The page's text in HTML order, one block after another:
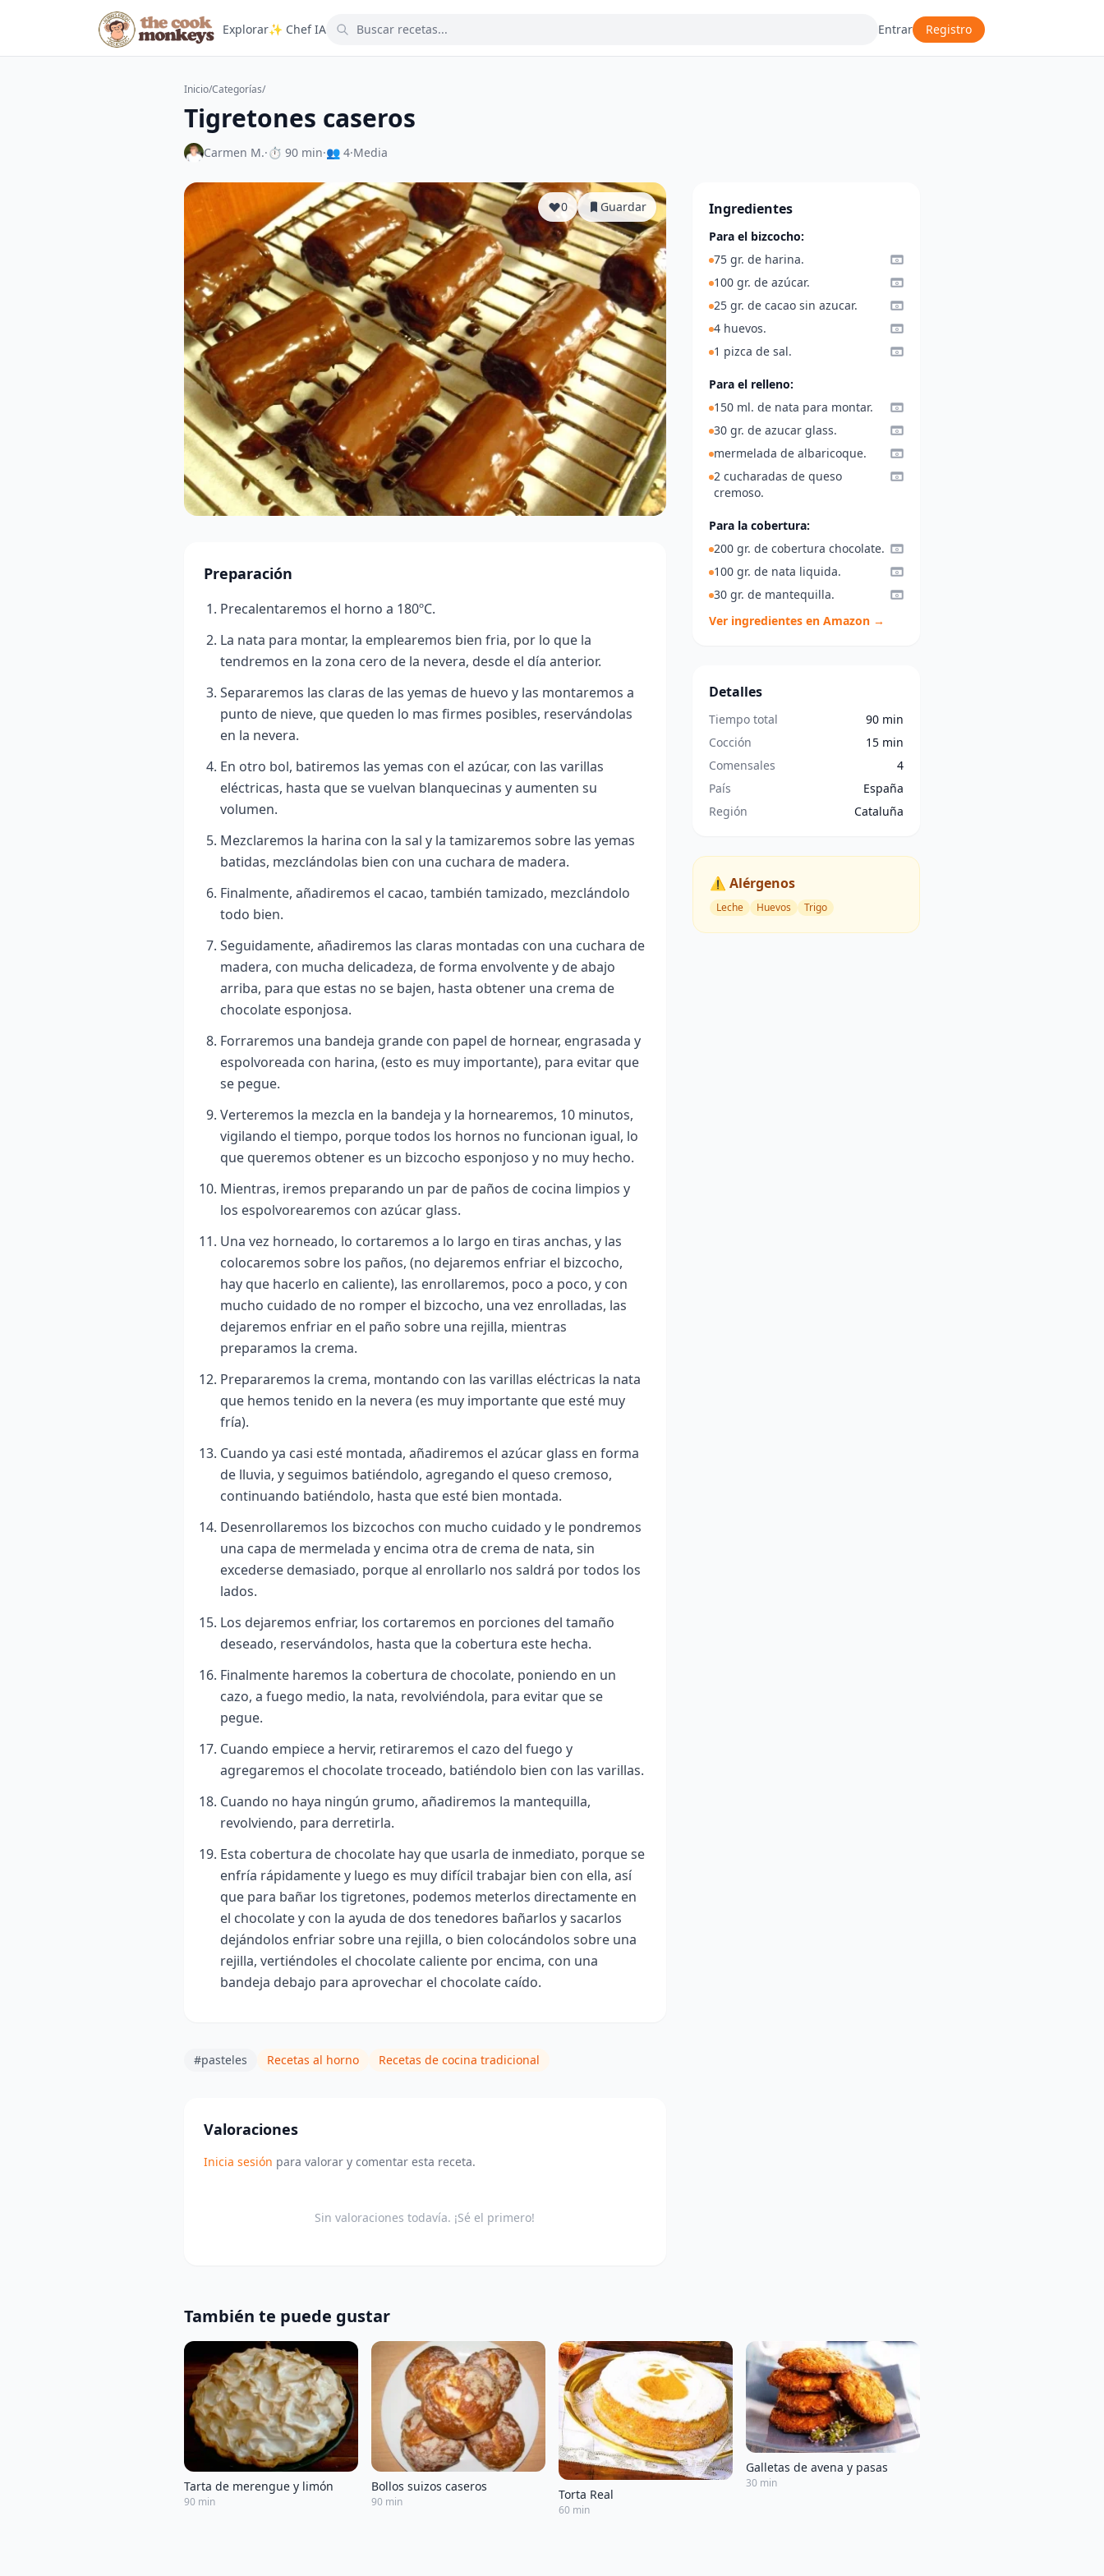
Explorar✨ Chef IA Entrar Registro
Inicio/Categorías/
Tigretones caseros
Carmen M.·⏱ 90 min·👥 4·Media
0 Guardar
Preparación
Precalentaremos el horno a 180ºC.
La nata para montar, la emplearemos bien fria, por lo que la
tendremos en la zona cero de la nevera, desde el día anterior.
Separaremos las claras de las yemas de huevo y las montaremos a
punto de nieve, que queden lo mas firmes posibles, reservándolas
en la nevera.
En otro bol, batiremos las yemas con el azúcar, con las varillas
eléctricas, hasta que se vuelvan blanquecinas y aumenten su
volumen.
Mezclaremos la harina con la sal y la tamizaremos sobre las yemas
batidas, mezclándolas bien con una cuchara de madera.
Finalmente, añadiremos el cacao, también tamizado, mezclándolo
todo bien.
Seguidamente, añadiremos las claras montadas con una cuchara de
madera, con mucha delicadeza, de forma envolvente y de abajo
arriba, para que estas no se bajen, hasta obtener una crema de
chocolate esponjosa.
Forraremos una bandeja grande con papel de hornear, engrasada y
espolvoreada con harina, (esto es muy importante), para evitar que
se pegue.
Verteremos la mezcla en la bandeja y la hornearemos, 10 minutos,
vigilando el tiempo, porque todos los hornos no funcionan igual, lo
que queremos obtener es un bizcocho esponjoso y no muy hecho.
Mientras, iremos preparando un par de paños de cocina limpios y
los espolvorearemos con azúcar glass.
Una vez horneado, lo cortaremos a lo largo en tiras anchas, y las
colocaremos sobre los paños, (no dejaremos enfriar el bizcocho,
hay que hacerlo en caliente), las enrollaremos, poco a poco, y con
mucho cuidado de no romper el bizcocho, una vez enrolladas, las
dejaremos enfriar en el paño sobre una rejilla, mientras
preparamos la crema.
Prepararemos la crema, montando con las varillas eléctricas la nata
que hemos tenido en la nevera (es muy importante que esté muy
fría).
Cuando ya casi esté montada, añadiremos el azúcar glass en forma
de lluvia, y seguimos batiéndolo, agregando el queso cremoso,
continuando batiéndolo, hasta que esté bien montada.
Desenrollaremos los bizcochos con mucho cuidado y le pondremos
una capa de mermelada y encima otra de crema de nata, sin
excederse demasiado, porque al enrollarlo nos saldrá por todos los
lados.
Los dejaremos enfriar, los cortaremos en porciones del tamaño
deseado, reservándolos, hasta que la cobertura este hecha.
Finalmente haremos la cobertura de chocolate, poniendo en un
cazo, a fuego medio, la nata, revolviéndola, para evitar que se
pegue.
Cuando empiece a hervir, retiraremos el cazo del fuego y
agregaremos el chocolate troceado, batiéndolo bien con las varillas.
Cuando no haya ningún grumo, añadiremos la mantequilla,
revolviendo, para derretirla.
Esta cobertura de chocolate hay que usarla de inmediato, porque se
enfría rápidamente y luego es muy difícil trabajar bien con ella, así
que para bañar los tigretones, podemos meterlos directamente en
el chocolate y con la ayuda de dos tenedores bañarlos y sacarlos
dejándolos enfriar sobre una rejilla, o bien colocándolos sobre una
rejilla, vertiéndoles el chocolate caliente por encima, con una
bandeja debajo para aprovechar el chocolate caído.
#pasteles Recetas al horno Recetas de cocina tradicional
Valoraciones
Inicia sesión para valorar y comentar esta receta.
Sin valoraciones todavía. ¡Sé el primero!
Ingredientes
Para el bizcocho:
75 gr. de harina.
100 gr. de azúcar.
25 gr. de cacao sin azucar.
4 huevos.
1 pizca de sal.
Para el relleno:
150 ml. de nata para montar.
30 gr. de azucar glass.
mermelada de albaricoque.
2 cucharadas de queso
cremoso.
Para la cobertura:
200 gr. de cobertura chocolate.
100 gr. de nata liquida.
30 gr. de mantequilla.
Ver ingredientes en Amazon →
Detalles
Tiempo total
90 min
Cocción
15 min
Comensales
4
País
España
Región
Cataluña
⚠️ Alérgenos
Leche Huevos Trigo
También te puede gustar
Tarta de merengue y limón
90 min
Bollos suizos caseros
90 min Torta Real
60 min
Galletas de avena y pasas
30 min